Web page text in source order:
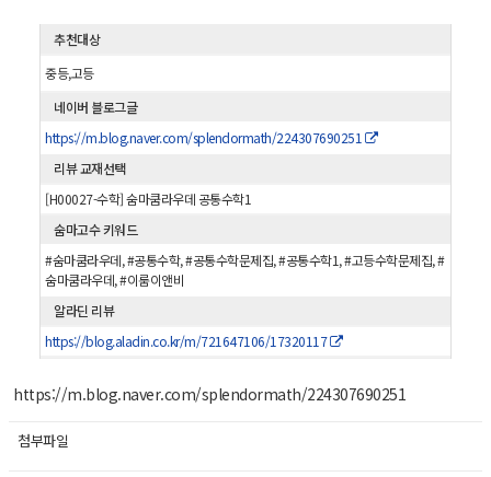
추천대상
중등,고등
네이버 블로그글
https://m.blog.naver.com/splendormath/224307690251
리뷰 교재선택
[H00027-수학] 숨마쿰라우데 공통수학1
숨마고수 키워드
#숨마쿰라우데, #공통수학, #공통수학문제집, #공통수학1, #고등수학문제집, #
숨마쿰라우데, #이룸이앤비
알라딘 리뷰
https://blog.aladin.co.kr/m/721647106/17320117
https://m.blog.naver.com/splendormath/224307690251
첨부파일